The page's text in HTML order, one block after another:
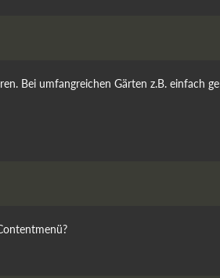
Bei umfangreichen Gärten z.B. einfach